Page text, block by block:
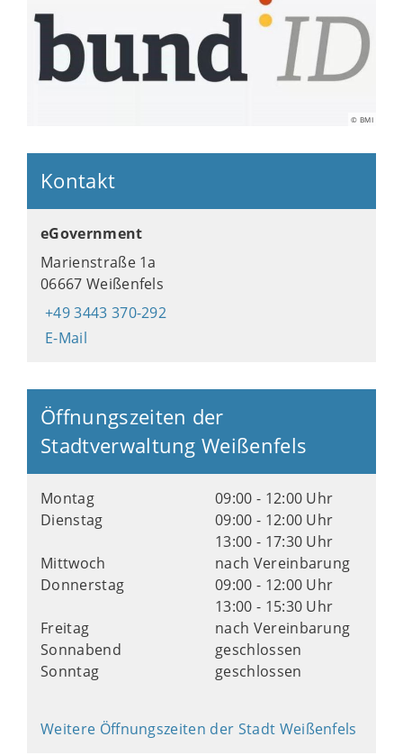
© BMI
Kontakt
eGovernment
Marienstraße 1a
06667 Weißenfels
+49 3443 370-292
E-Mail
Öffnungszeiten der
Stadtverwaltung Weißenfels
Montag
09:00 - 12:00 Uhr
Dienstag
09:00 - 12:00 Uhr
13:00 - 17:30 Uhr
Mittwoch
nach Vereinbarung
Donnerstag
09:00 - 12:00 Uhr
13:00 - 15:30 Uhr
Freitag
nach Vereinbarung
Sonnabend
geschlossen
Sonntag
geschlossen
Weitere Öffnungszeiten der Stadt Weißenfels